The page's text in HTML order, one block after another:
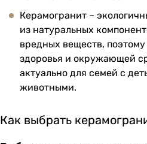
Керамогранит –
из натуральных
вредных веществ,
здоровья и окружающей
актуально для семей с
животными.
Как выбрать